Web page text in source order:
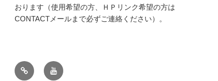
おります（使用希望の方、ＨＰリンク希望の方は
CONTACTメールまで必ずご連絡ください）。
twitter youtube